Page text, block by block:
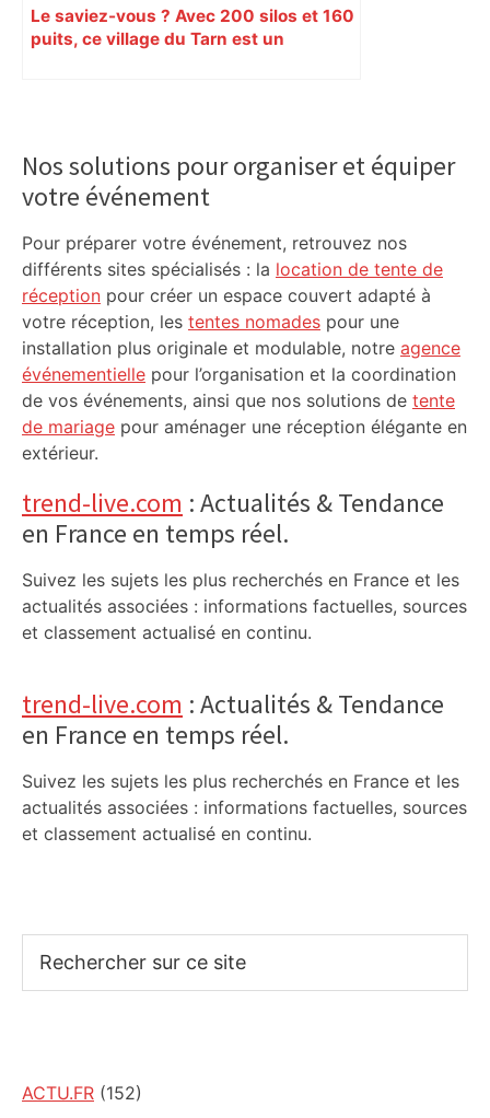
Le saviez-vous ? Avec 200 silos et 160
puits, ce village du Tarn est un
Sidebar
Nos solutions pour organiser et équiper
votre événement
Pour préparer votre événement, retrouvez nos
différents sites spécialisés : la location de tente de
réception pour créer un espace couvert adapté à
votre réception, les tentes nomades pour une
installation plus originale et modulable, notre agence
événementielle pour l’organisation et la coordination
de vos événements, ainsi que nos solutions de tente
de mariage pour aménager une réception élégante en
extérieur.
trend-live.com : Actualités & Tendance
en France en temps réel.
Suivez les sujets les plus recherchés en France et les
actualités associées : informations factuelles, sources
et classement actualisé en continu.
trend-live.com : Actualités & Tendance
en France en temps réel.
Suivez les sujets les plus recherchés en France et les
actualités associées : informations factuelles, sources
et classement actualisé en continu.
sur
ACTU.FR (152)